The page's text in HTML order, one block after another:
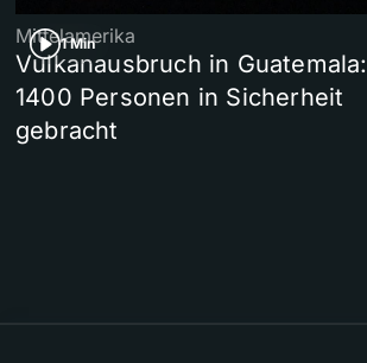
1 Min
Mittelamerika
Vulkanausbruch in Guatemala:
1400 Personen in Sicherheit
gebracht